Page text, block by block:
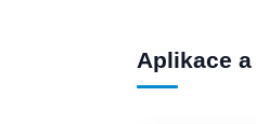
Aplikace